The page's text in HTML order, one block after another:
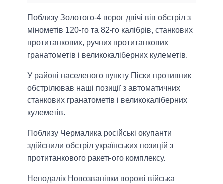
Поблизу Золотого-4 ворог двічі вів обстріл з
мінометів 120-го та 82-го калібрів, станкових
протитанкових, ручних протитанкових
гранатометів і великокаліберних кулеметів.
У районі населеного пункту Піски противник
обстрілював наші позиції з автоматичних
станкових гранатометів і великокаліберних
кулеметів.
Поблизу Чермалика російські окупанти
здійснили обстріл українських позицій з
протитанкового ракетного комплексу.
Неподалік Новозванівки ворожі війська